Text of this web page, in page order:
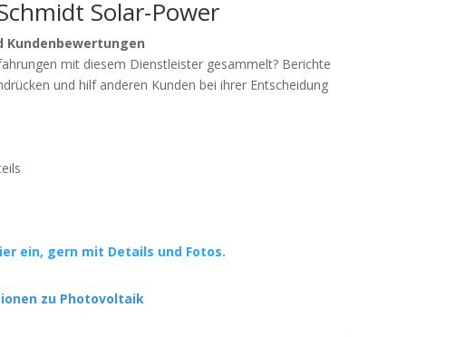
Solar-Power
Kundenbewertungen
mit diesem Dienstleister gesammelt? Berichte
und hilf anderen Kunden bei ihrer Entscheidung
ein, gern mit Details und Fotos.
zu Photovoltaik